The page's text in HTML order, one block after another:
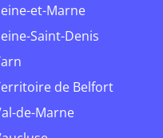
Seine-et-Marne
Seine-Saint-Denis
Tarn
Territoire de Belfort
Val-de-Marne